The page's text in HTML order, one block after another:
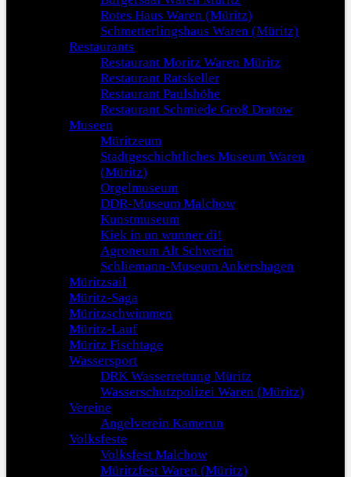
Rotes Haus Waren (Müritz)
Schmetterlingshaus Waren (Müritz)
Restaurants
Restaurant Moritz Waren Müritz
Restaurant Ratskeller
Restaurant Paulshöhe
Restaurant Schmiede Groß Dratow
Museen
Müritzeum
Stadtgeschichtliches Museum Waren
(Müritz)
Orgelmuseum
DDR-Museum Malchow
Kunstmuseum
Kiek in un wunner di!
Agroneum Alt Schwerin
Schliemann-Museum Ankershagen
Müritzsail
Müritz-Saga
Müritzschwimmen
Müritz-Lauf
Müritz Fischtage
Wassersport
DRK Wasserrettung Müritz
Wasserschutzpolizei Waren (Müritz)
Vereine
Angelverein Kamerun
Volksfeste
Volksfest Malchow
Müritzfest Waren (Müritz)